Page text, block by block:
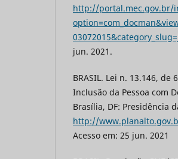
http://portal.mec.gov.br/
jun. 2021.
BRASIL. Lei n. 13.146,
Inclusão da Pessoa com
Brasília, DF: Presidência
http://
Acesso em: 25 jun. 2021